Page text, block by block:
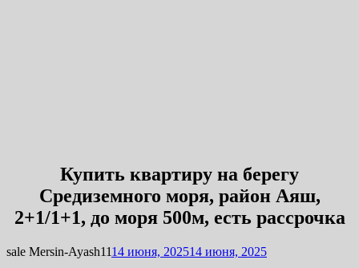
Купить квартиру на берегу
Средиземного моря, район Аяш,
2+1/1+1, до моря 500м, есть рассрочка
sale Mersin-Ayash1114 июня, 202514 июня, 2025